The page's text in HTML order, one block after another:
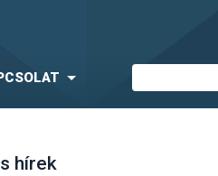
hírek